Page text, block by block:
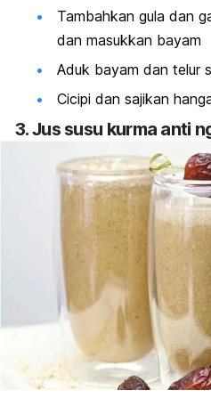
Tambahkan gula dan
dan masukkan bayam
Aduk bayam dan telur
Cicipi dan sajikan
3. Jus susu kurma anti